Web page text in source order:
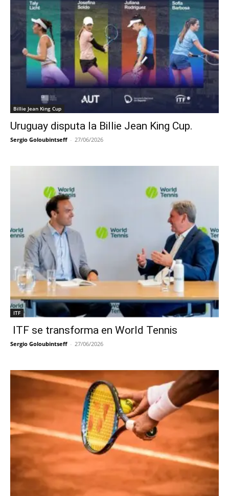
Billie Jean King Cup
Uruguay disputa la Billie Jean King Cup.
Sergio Goloubintseff - 27/06/2026
ITF
ITF se transforma en World Tennis
Sergio Goloubintseff - 27/06/2026